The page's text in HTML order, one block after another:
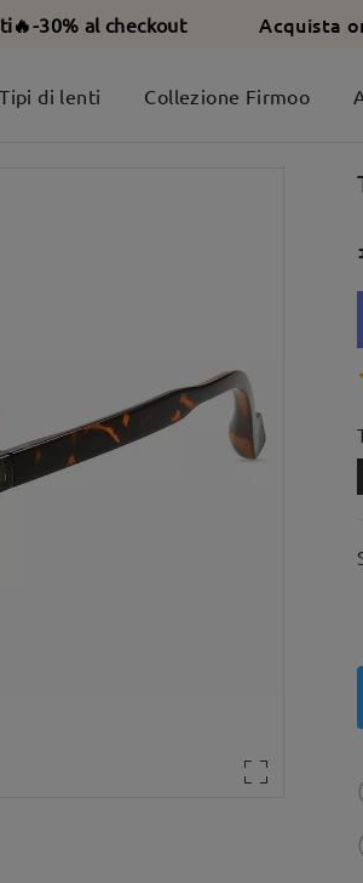
30% al checkout Acquista
Tipi di lenti Collezione Firmoo